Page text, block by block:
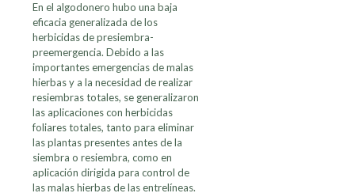
En el algodonero hubo una baja
eficacia generalizada de los
herbicidas de presiembra-
preemergencia. Debido a las
importantes emergencias de malas
hierbas y a la necesidad de realizar
resiembras totales, se generalizaron
las aplicaciones con herbicidas
foliares totales, tanto para eliminar
las plantas presentes antes de la
siembra o resiembra, como en
aplicación dirigida para control de
las malas hierbas de las entrelíneas.